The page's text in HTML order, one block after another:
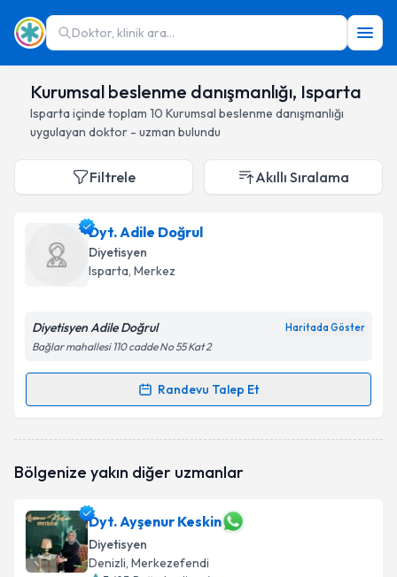
Doktor, klinik ara...
Kurumsal beslenme danışmanlığı, Isparta
Isparta içinde toplam 10 Kurumsal beslenme danışmanlığı
uygulayan doktor - uzman bulundu
Filtrele Akıllı Sıralama
Dyt. Adile Doğrul
Diyetisyen
Isparta, Merkez
Diyetisyen Adile Doğrul Haritada Göster
Bağlar mahallesi 110 cadde No 55 Kat 2
Randevu Talep Et
Randevu Takvimi Talebi
oluşturun. Size bu uzmandan randevu almanız için bir
E-posta Adresiniz
Bölgenize yakın diğer uzmanlar
Dyt. Ayşenur Keskin
Diyetisyen
Denizli, Merkezefendi